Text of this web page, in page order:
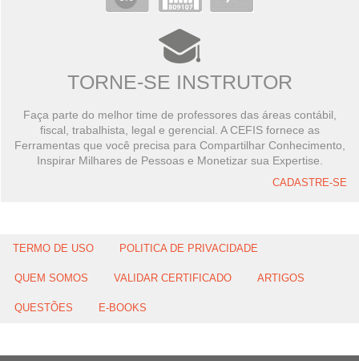
TORNE-SE INSTRUTOR
Faça parte do melhor time de professores das áreas contábil,
fiscal, trabalhista, legal e gerencial. A CEFIS fornece as
Ferramentas que você precisa para Compartilhar Conhecimento,
Inspirar Milhares de Pessoas e Monetizar sua Expertise.
CADASTRE-SE
TERMO DE USO POLITICA DE PRIVACIDADE
QUEM SOMOS VALIDAR CERTIFICADO ARTIGOS
QUESTÕES E-BOOKS